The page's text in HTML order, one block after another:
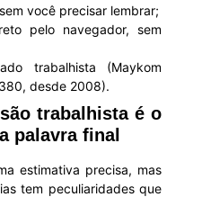
você precisar lembrar;
pelo navegador, sem
trabalhista (Maykom
desde 2008).
trabalhista é o
palavra final
estimativa precisa, mas
tem peculiaridades que